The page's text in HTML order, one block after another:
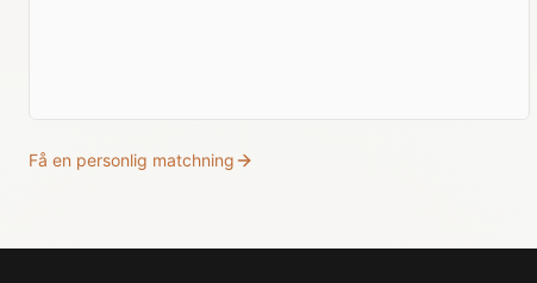
Få en personlig matchning